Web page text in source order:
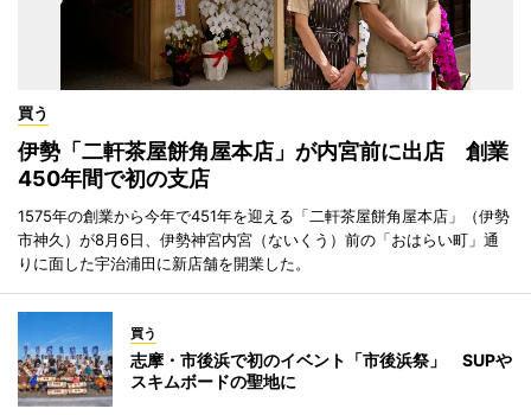
買う
伊勢「二軒茶屋餅角屋本店」が内宮前に出店 創業
450年間で初の支店
1575年の創業から今年で451年を迎える「二軒茶屋餅角屋本店」（伊勢
市神久）が8月6日、伊勢神宮内宮（ないくう）前の「おはらい町」通
りに面した宇治浦田に新店舗を開業した。
買う
志摩・市後浜で初のイベント「市後浜祭」 SUPや
スキムボードの聖地に